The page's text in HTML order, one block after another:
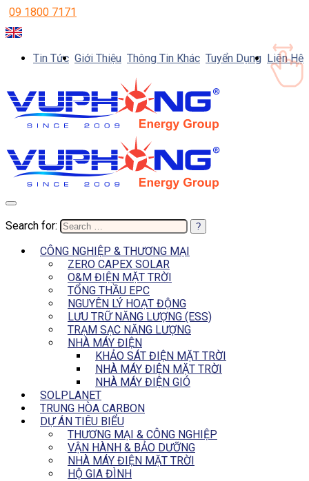
09 1800 7171
Tin Tức Giới Thiệu Thông Tin Khác Tuyển Dụng Liên Hệ
Search for:
CÔNG NGHIỆP & THƯƠNG MẠI
ZERO CAPEX SOLAR
O&M ĐIỆN MẶT TRỜI
TỔNG THẦU EPC
NGUYÊN LÝ HOẠT ĐỘNG
LƯU TRỮ NĂNG LƯỢNG (ESS)
TRẠM SẠC NĂNG LƯỢNG
NHÀ MÁY ĐIỆN
KHẢO SÁT ĐIỆN MẶT TRỜI
NHÀ MÁY ĐIỆN MẶT TRỜI
NHÀ MÁY ĐIỆN GIÓ
SOLPLANET
TRUNG HÒA CARBON
DỰ ÁN TIÊU BIỂU
THƯƠNG MẠI & CÔNG NGHIỆP
VẬN HÀNH & BẢO DƯỠNG
NHÀ MÁY ĐIỆN MẶT TRỜI
HỘ GIA ĐÌNH